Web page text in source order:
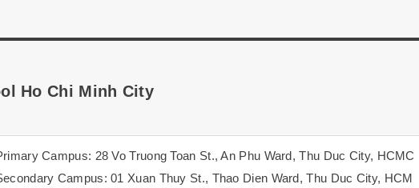
Ho Chi Minh City
Campus: 28 Vo Truong Toan St., An Phu Ward, Thu Duc City, HCMC
Campus: 01 Xuan Thuy St., Thao Dien Ward, Thu Duc City, HCM